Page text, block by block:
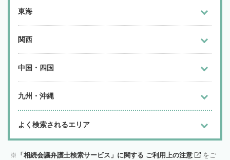
東海
関西
中国・四国
九州・沖縄
よく検索されるエリア
「相続会議弁護士検索サービス」に関する ご利用上の注意
をご